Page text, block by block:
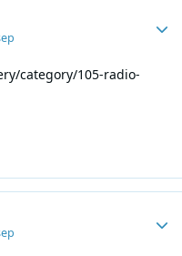
category/105-radio-